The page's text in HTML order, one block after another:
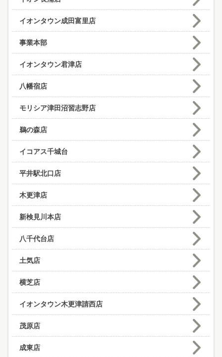
イオンタウン成田富里店
事業本部
イオンタウン君津店
八幡宿店
モリシア津田沼習志野店
鵜の森店
イコアス千城台
平井駅北口店
木更津店
新検見川本店
八千代台店
土気店
横芝店
イオンタウン木更津請西店
茂原店
成東店